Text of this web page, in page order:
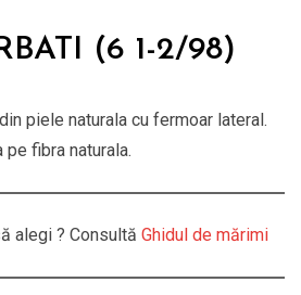
(6 1-2/98)
piele naturala cu fermoar lateral.
fibra naturala.
alegi ? Consultă Ghidul de mărimi